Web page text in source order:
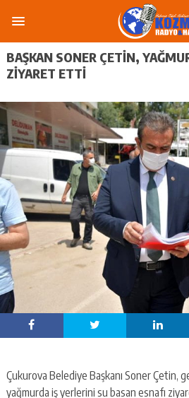
BAŞKAN SONER ÇETIN,
ZIYARET ETTI
Çukurova Belediye Başkanı Soner Çetin,
yağmurda iş yerlerini su basan esnafı